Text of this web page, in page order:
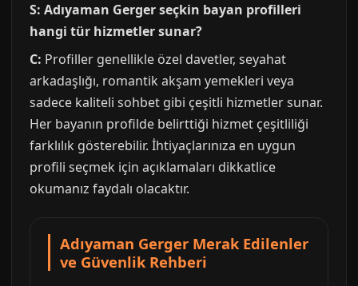
S: Adıyaman Gerger seçkin bayan profilleri
hangi tür hizmetler sunar?
C: Profiller genellikle özel davetler, seyahat
arkadaşlığı, romantik akşam yemekleri veya
sadece kaliteli sohbet gibi çeşitli hizmetler sunar.
Her bayanın profilde belirttiği hizmet çeşitliliği
farklılık gösterebilir. İhtiyaçlarınıza en uygun
profili seçmek için açıklamaları dikkatlice
okumanız faydalı olacaktır.
Adıyaman Gerger Merak Edilenler
ve Güvenlik Rehberi